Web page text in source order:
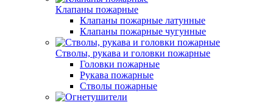
Клапаны пожарные
Клапаны пожарные латунные
Клапаны пожарные чугунные
Стволы, рукава и головки пожарные
Головки пожарные
Рукава пожарные
Стволы пожарные